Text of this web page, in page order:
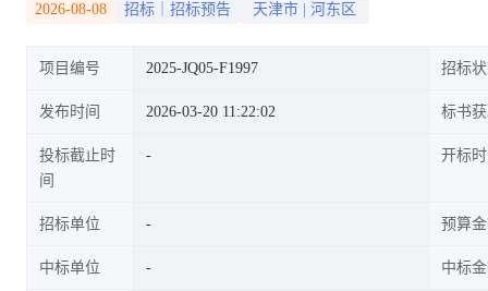
2026-08-08 招标｜招标预告 天津市 河东区
项目编号 2025-JQ05-F1997 招标
发布时间 2026-03-20 11:22:02 标书
投标截止时
间
开标
招标单位 预算
中标单位 中标